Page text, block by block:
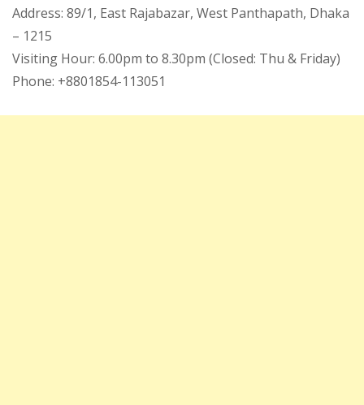
Address: 89/1, East Rajabazar, West Panthapath, Dhaka
– 1215
Visiting Hour: 6.00pm to 8.30pm (Closed: Thu & Friday)
Phone: +8801854-113051